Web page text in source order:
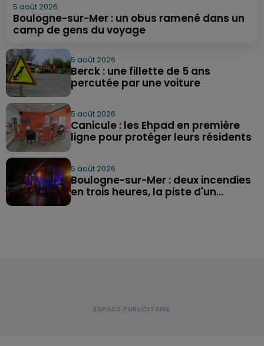
5 août 2026
Boulogne-sur-Mer : un obus ramené dans un
camp de gens du voyage
5 août 2026
Berck : une fillette de 5 ans
percutée par une voiture
5 août 2026
Canicule : les Ehpad en première
ligne pour protéger leurs résidents
5 août 2026
Boulogne-sur-Mer : deux incendies
en trois heures, la piste d'un...